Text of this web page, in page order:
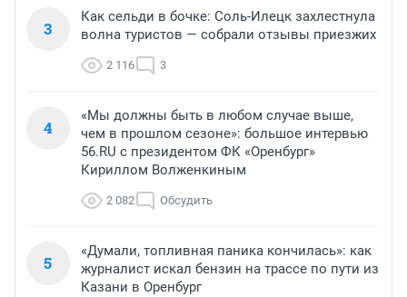
3
Как сельди в бочке: Соль-Илецк захлестнула
волна туристов — собрали отзывы приезжих
2 116 3
4
«Мы должны быть в любом случае выше,
чем в прошлом сезоне»: большое интервью
56.RU с президентом ФК «Оренбург»
Кириллом Волженкиным
2 082 Обсудить
5
«Думали, топливная паника кончилась»: как
журналист искал бензин на трассе по пути из
Казани в Оренбург